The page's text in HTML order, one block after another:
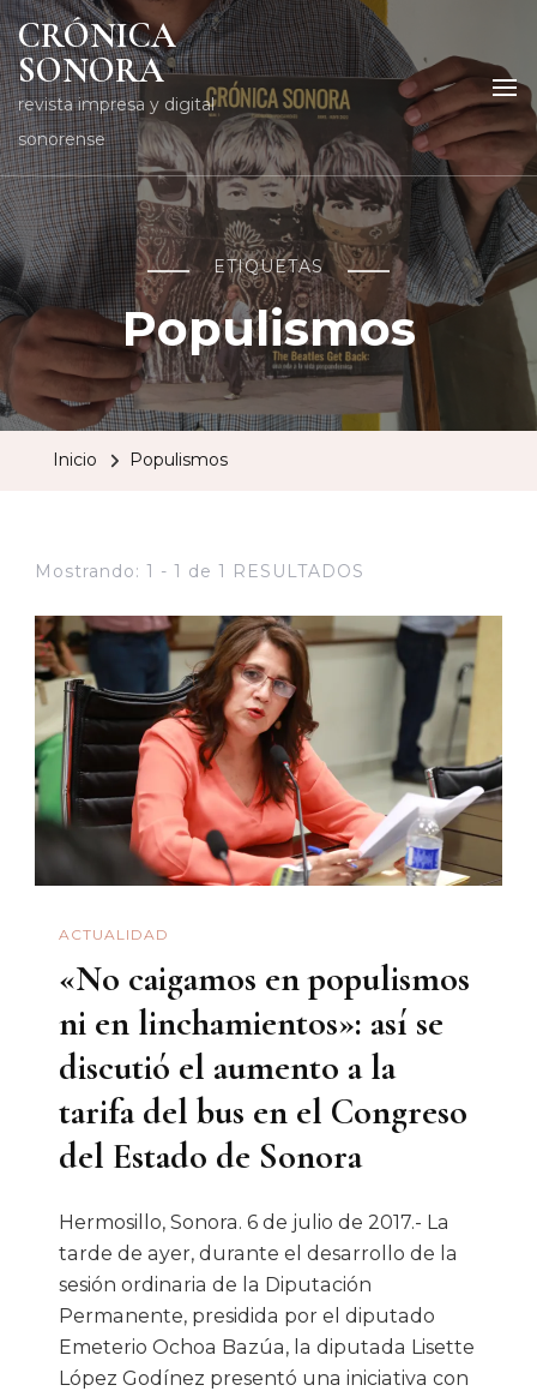
CRÓNICA
SONORA
revista impresa y digital
sonorense
ETIQUETAS
Populismos
Inicio Populismos
Mostrando: 1 - 1 de 1 RESULTADOS
ACTUALIDAD
«No caigamos en populismos
ni en linchamientos»: así se
discutió el aumento a la
tarifa del bus en el Congreso
del Estado de Sonora
Hermosillo, Sonora. 6 de julio de 2017.- La
tarde de ayer, durante el desarrollo de la
sesión ordinaria de la Diputación
Permanente, presidida por el diputado
Emeterio Ochoa Bazúa, la diputada Lisette
López Godínez presentó una iniciativa con